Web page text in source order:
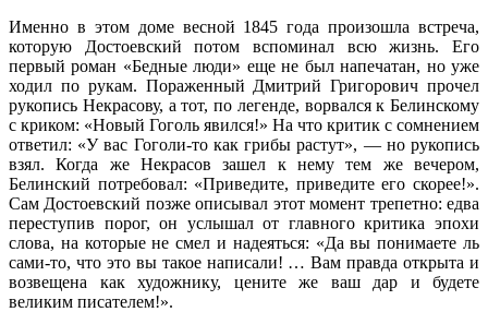
Именно в этом доме весной 1845 года произошла встреча,
которую Достоевский потом вспоминал всю жизнь. Его
первый роман «Бедные люди» еще не был напечатан, но уже
ходил по рукам. Пораженный Дмитрий Григорович прочел
рукопись Некрасову, а тот, по легенде, ворвался к Белинскому
с криком: «Новый Гоголь явился!» На что критик с сомнением
ответил: «У вас Гоголи-то как грибы растут», — но рукопись
взял. Когда же Некрасов зашел к нему тем же вечером,
Белинский потребовал: «Приведите, приведите его скорее!».
Сам Достоевский позже описывал этот момент трепетно: едва
переступив порог, он услышал от главного критика эпохи
слова, на которые не смел и надеяться: «Да вы понимаете ль
сами-то, что это вы такое написали! … Вам правда открыта и
возвещена как художнику, цените же ваш дар и будете
великим писателем!».